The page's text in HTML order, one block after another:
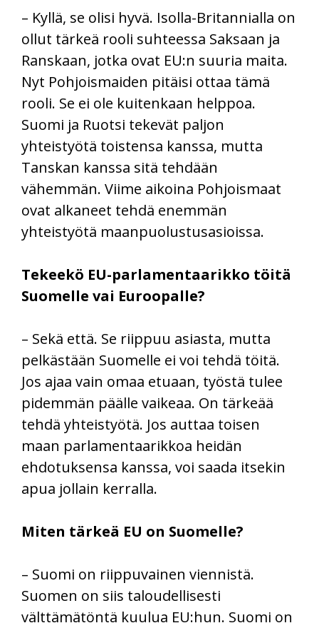
– Kyllä, se olisi hyvä. Isolla-Britannialla on
ollut tärkeä rooli suhteessa Saksaan ja
Ranskaan, jotka ovat EU:n suuria maita.
Nyt Pohjoismaiden pitäisi ottaa tämä
rooli. Se ei ole kuitenkaan helppoa.
Suomi ja Ruotsi tekevät paljon
yhteistyötä toistensa kanssa, mutta
Tanskan kanssa sitä tehdään
vähemmän. Viime aikoina Pohjoismaat
ovat alkaneet tehdä enemmän
yhteistyötä maanpuolustusasioissa.
Tekeekö EU-parlamentaarikko töitä
Suomelle vai Euroopalle?
– Sekä että. Se riippuu asiasta, mutta
pelkästään Suomelle ei voi tehdä töitä.
Jos ajaa vain omaa etuaan, työstä tulee
pidemmän päälle vaikeaa. On tärkeää
tehdä yhteistyötä. Jos auttaa toisen
maan parlamentaarikkoa heidän
ehdotuksensa kanssa, voi saada itsekin
apua jollain kerralla.
Miten tärkeä EU on Suomelle?
– Suomi on riippuvainen viennistä.
Suomen on siis taloudellisesti
välttämätöntä kuulua EU:hun. Suomi on